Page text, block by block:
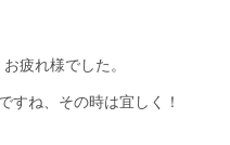
疲れ様でした。
すね、その時は宜しく！